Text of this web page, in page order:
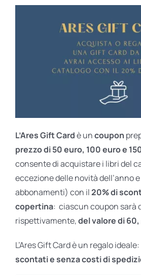
L’Ares Gift Cardè uncoupon
prezzo di 50 euro, 100 euro e
consente di acquistare i libri del
eccezione delle novità dell’anno
abbonamenti) con il20% di
copertina: ciascun coupon sarà
rispettivamente,del valore di
L’Ares Gift Card è un regalo ideale:
scontati esenza costi di